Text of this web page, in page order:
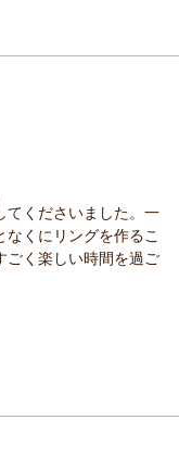
てくださいました。一
くにリングを作るこ
ごく楽しい時間を過ご